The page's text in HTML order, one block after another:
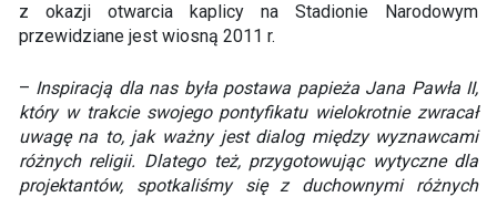
z okazji otwarcia kaplicy na Stadionie Narodowym
przewidziane jest wiosną 2011 r.
– Inspiracją dla nas była postawa papieża Jana Pawła II,
który w trakcie swojego pontyfikatu wielokrotnie zwracał
uwagę na to, jak ważny jest dialog między wyznawcami
różnych religii. Dlatego też, przygotowując wytyczne dla
projektantów, spotkaliśmy się z duchownymi różnych